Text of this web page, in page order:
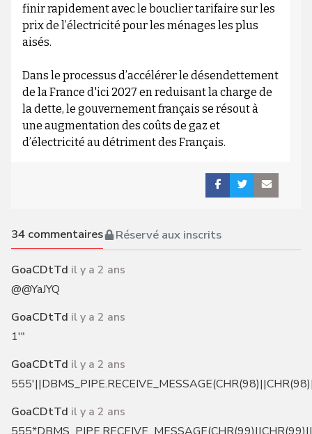
finir rapidement avec le bouclier tarifaire sur les
prix de l’électricité pour les ménages les plus
aisés.
Dans le processus d’accélérer le désendettement
de la France d'ici 2027 en reduisant la charge de
la dette, le gouvernement français se résout à
une augmentation des coûts de gaz et
d’électricité au détriment des Français.
34commentaires Réservé aux inscrits
GoaCDtTd il y a 2 ans
@@YaJYQ
GoaCDtTd il y a 2 ans
1'"
GoaCDtTd il y a 2 ans
GoaCDtTd il y a 2 ans